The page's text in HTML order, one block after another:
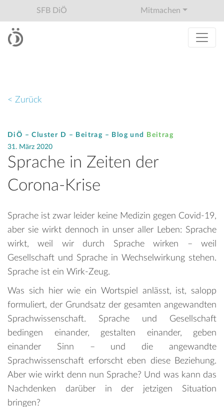
SFB DiÖ Mitmachen
< Zurück
DiÖ – Cluster D – Beitrag – Blog und
Beitrag
31. März 2020
Sprache in Zeiten der
Corona-Krise
Sprache ist zwar leider keine Medizin gegen Covid-19,
aber sie wirkt dennoch in unser aller Leben: Sprache
wirkt, weil wir durch Sprache wirken – weil
Gesellschaft und Sprache in Wechselwirkung stehen.
Sprache ist ein Wirk-Zeug.
Was sich hier wie ein Wortspiel anlässt, ist, salopp
formuliert, der Grundsatz der gesamten angewandten
Sprachwissenschaft. Sprache und Gesellschaft
bedingen einander, gestalten einander, geben
einander Sinn – und die angewandte
Sprachwissenschaft erforscht eben diese Beziehung.
Aber wie wirkt denn nun Sprache? Und was kann das
Nachdenken darüber in der jetzigen Situation
bringen?